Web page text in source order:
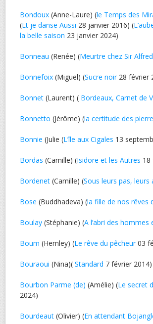
Bondoux (Anne-Laure) (le Temps des
(Et je danse Aussi 28 janvier 2016) (
la belle saison 23 janvier 2024)
Bonneau (Renée) (Meurtre chez Sir Alfred
Bonnefoix (Miguel) (Sucre noir28 février
Bonnet (Laurent) ( Bordeaux, Carnet de
Bonnetto (Jérôme) (la certitude des
Bonnie (Julie (L’île aux Cigales 13
Bordas (Camille) (Isidore et les Autres 18
Bordenet (Camille) (Sous leurs pas, leurs
Bose (Buddhadeva) (la fille de nos rêves
Boulay (Stéphanie) (A l’abri des hommes
Boum (Hemley) (Le rêve du pêcheur03
Bouraoui (Nina)( Standard 7 février
Bourbon Parme (de) (Amélie) (Le secret
2024)
Bourdeaut (Olivier) (En attendant